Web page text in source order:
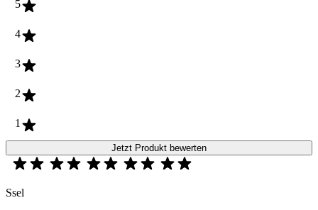
5
4
3
2
1
Jetzt Produkt bewerten
Ssel